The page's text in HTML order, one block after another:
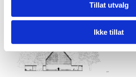
Tillat utvalg
Ikke tillat